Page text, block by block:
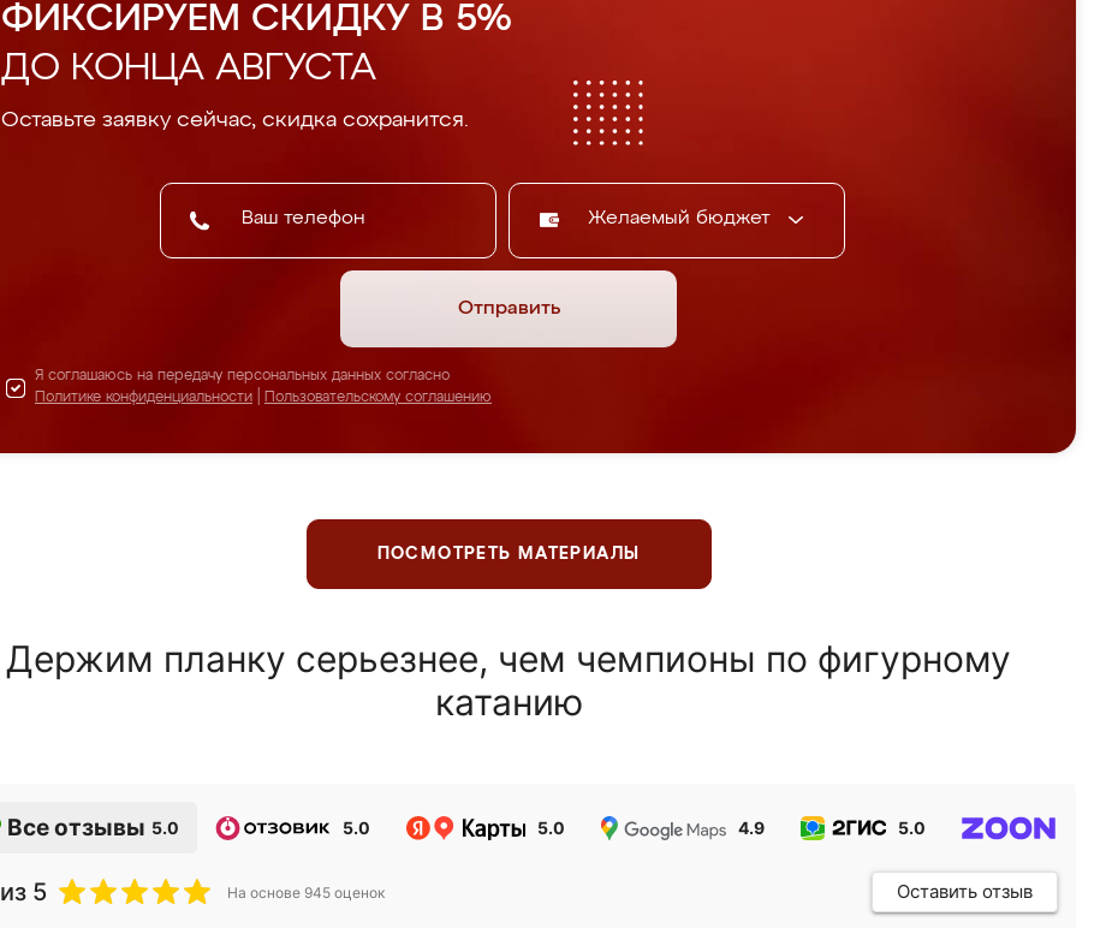
ФИКСИРУЕМ СКИДКУ В 5%
ДО КОНЦА АВГУСТА
Оставьте заявку сейчас, скидка сохранится.
Желаемый бюджет
Отправить
Я соглашаюсь на передачу персональных данных согласно
Политике конфиденциальности
Пользовательскому соглашению
ПОСМОТРЕТЬ МАТЕРИАЛЫ
Держим планку серьезнее, чем чемпионы по фигурному
катанию
Все отзывы 5.0 5.0 5.0 4.9 5.0
из 5 На основе 945 оценок Оставить отзыв